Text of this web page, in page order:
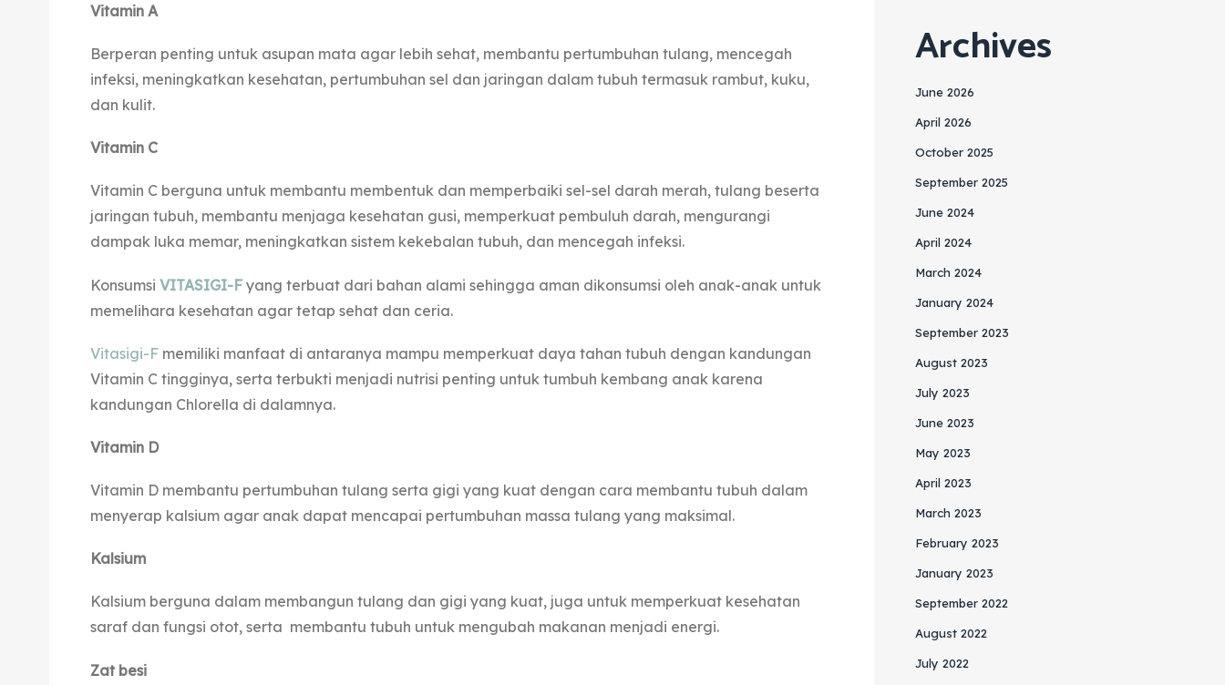
Vitamin A
Berperan penting untuk asupan mata agar lebih sehat, membantu pertumbuhan tulang, mencegah
infeksi, meningkatkan kesehatan, pertumbuhan sel dan jaringan dalam tubuh termasuk rambut, kuku,
dan kulit.
Vitamin C
Vitamin C berguna untuk membantu membentuk dan memperbaiki sel-sel darah merah, tulang beserta
jaringan tubuh, membantu menjaga kesehatan gusi, memperkuat pembuluh darah, mengurangi
dampak luka memar, meningkatkan sistem kekebalan tubuh, dan mencegah infeksi.
Konsumsi VITASIGI-Fyang terbuat dari bahan alami sehingga aman dikonsumsi oleh anak-anak untuk
memelihara kesehatan agar tetap sehat dan ceria.
Vitasigi-Fmemiliki manfaat di antaranya mampu memperkuat daya tahan tubuh dengan kandungan
Vitamin C tingginya, serta terbukti menjadi nutrisi penting untuk tumbuh kembang anak karena
kandungan Chlorella di dalamnya.
Vitamin D
Vitamin D membantu pertumbuhan tulang serta gigi yang kuat dengan cara membantu tubuh dalam
menyerap kalsium agar anak dapat mencapai pertumbuhan massa tulang yang maksimal.
Kalsium
Kalsium berguna dalam membangun tulang dan gigi yang kuat, juga untuk memperkuat kesehatan
saraf dan fungsi otot, serta membantu tubuh untuk mengubah makanan menjadi energi.
Zat besi
Archives
June 2026
April 2026
October 2025
September 2025
June 2024
April 2024
March 2024
January 2024
September 2023
August 2023
July 2023
June 2023
May 2023
April 2023
March 2023
February 2023
January 2023
September 2022
August 2022
July 2022